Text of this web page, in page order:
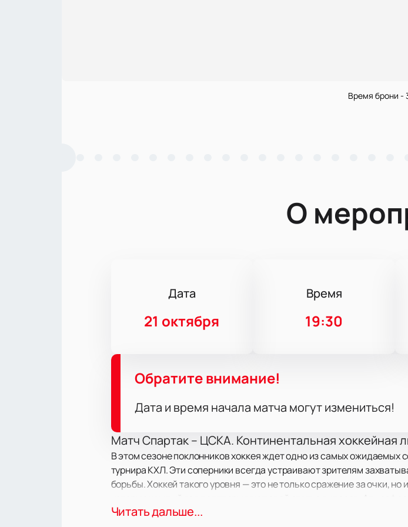
Время брони -
О
Дата
21 октября
Время
19:30
Обратите внимание!
Дата и время начала матча могут измениться!
Матч Спартак – ЦСКА. Континентальная хоккейная
В этом сезоне поклонников хоккея ждет одно из самых
турнира КХЛ. Эти соперники всегда устраивают зрителям
борьбы. Хоккей такого уровня — это не только сражение за очки,
поддерживают своих любимцев с первой минуты до финальной
Читать дальше...